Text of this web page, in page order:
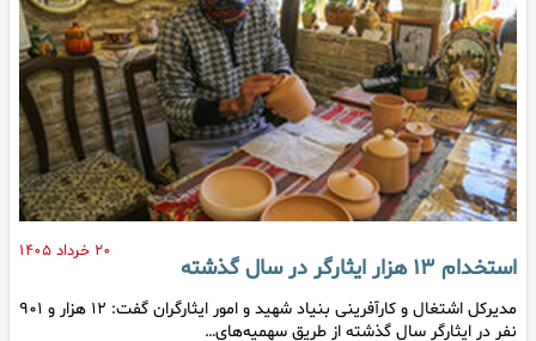
۲۰ خرداد ۱۴۰۵
استخدام ۱۳ هزار ایثارگر در سال گذشته
مدیرکل اشتغال و کارآفرینی بنیاد شهید و امور ایثارگران گفت: ۱۲ هزار و ۹۰۱
نفر در ایثارگر سال گذشته از طریق سهمیه‌های…